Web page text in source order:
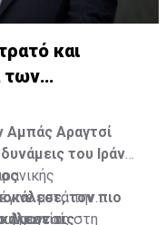
και
των
Αμπάς Αραγτσί
του Ιράν
τον πιο
τις
μετά την
στη
Αραγτσί